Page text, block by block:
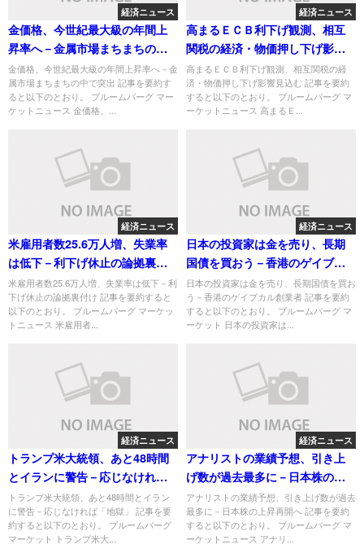
経済ニュース
金価格、今世紀最大級の年間上
昇率へ－金属市場まちまちの中
で突出
金価格、今世紀最大級の年間上昇率へ－金
属市場まちまちの中で突出 記事を要約す
ると以下のとおり。 ブルームバーグ マー
ケットニュース 金価格、...
経済ニュース
高まるＥＣＢ利下げ観測、相互
関税の経済・物価押し下げ影響
見込む
高まるＥＣＢ利下げ観測、相互関税の経
済・物価押し下げ影響見込む 記事を要約
すると以下のとおり。 ブルームバーグ マ
ーケットニュース 高まるＥ...
経済ニュース
米雇用者数25.6万人増、失業率
は低下－利下げ休止の論拠裏付
け
米雇用者数25.6万人増、失業率は低下－利
下げ休止の論拠裏付け 記事を要約すると
以下のとおり。 ブルームバーグ マーケッ
トニュース 米雇用者...
経済ニュース
日本の投資家は金を売り、長期
国債を買おう－香港のゲイブカ
ル創業者
日本の投資家は金を売り、長期国債を買お
う－香港のゲイブカル創業者 記事を要約
すると以下のとおり。 ブルームバーグ マ
ーケット 日本の投資家は...
経済ニュース
トランプ米大統領、あと48時間
とイランに警告－応じなければ
「地獄」
トランプ米大統領、あと48時間とイラン
に警告－応じなければ「地獄」 記事を要
約すると以下のとおり。 ブルームバーグ
マーケット トランプ米大...
経済ニュース
アナリストの業績予想、引き上
げ数が過去最多に－日本株の上
昇再開へ
アナリストの業績予想、引き上げ数が過去
最多に－日本株の上昇再開へ 記事を要約
すると以下のとおり。 ブルームバーグ マ
ーケットニュース アナリ...